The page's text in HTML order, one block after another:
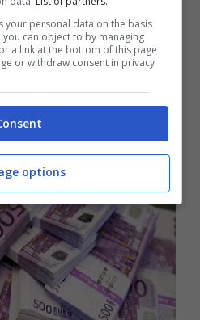
aun bonus sconto
si può applicare
forniti da un centro
fatto che deve tale
l’adesione a tale
your personal data on the basis
can object to by managing
a link at the bottom of this page
or withdraw consent in privacy
options